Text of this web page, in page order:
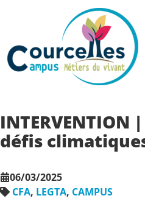
Aller au contenu principal
INTERVENTION
défis
06/03/2025
CFA, LEGTA, CAMPUS